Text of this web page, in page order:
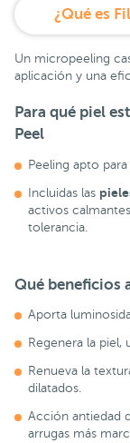
Un micropeeling
aplicación y una
Para qué piel
Peel
Peeling apto para
Incluidas las
activos
tolerancia.
Qué beneficios
Aporta
Regenera la piel,
Renueva la
dilatados.
Acción antiedad
arrugas más